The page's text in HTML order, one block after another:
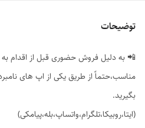
سایز بندی 1 از 38 تا 56
اندازه
توضیحات
📲 به دلیل فروش حضوری قبل از اقدام به
مناسب،حتماً از طریق یکی از اپ های
بگیرید.
(ایتا،روبیکا،تلگرام،واتساپ،بله،پیامکی)